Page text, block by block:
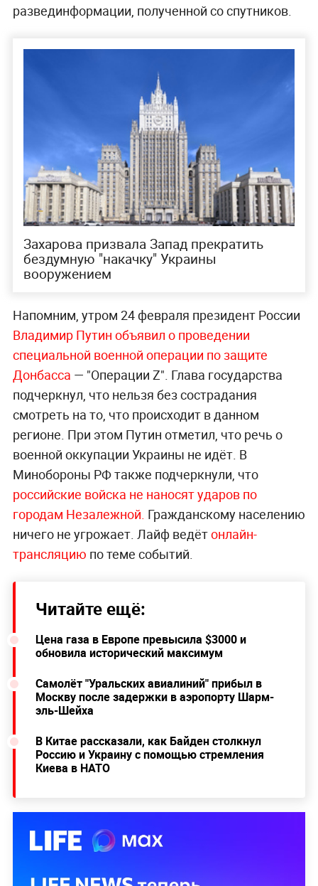
развединформации, полученной со спутников.
Захарова призвала Запад прекратить
бездумную "накачку" Украины
вооружением
Напомним, утром 24 февраля президент России
Владимир Путин объявил о проведении
специальной военной операции по защите
Донбасса — "Операции Z". Глава государства
подчеркнул, что нельзя без сострадания
смотреть на то, что происходит в данном
регионе. При этом Путин отметил, что речь о
военной оккупации Украины не идёт. В
Минобороны РФ также подчеркнули, что
российские войска не наносят ударов по
городам Незалежной. Гражданскому населению
ничего не угрожает. Лайф ведётонлайн-
трансляцию по теме событий.
Читайте ещё:
Цена газа в Европе превысила $3000 и
обновила исторический максимум
Самолёт "Уральских авиалиний" прибыл в
Москву после задержки в аэропорту Шарм-
эль-Шейха
В Китае рассказали, как Байден столкнул
Россию и Украину с помощью стремления
Киева в НАТО